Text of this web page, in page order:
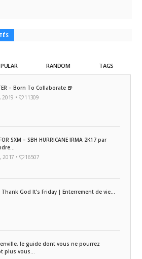
RANDOM TAGS
– Born To Collaborate 🍺
2019 •
11309
SXM – SBH HURRICANE IRMA 2K17 par
2017 •
16507
Thank God It’s Friday | Enterrement de vie...
le guide dont vous ne pourrez
plus vous...